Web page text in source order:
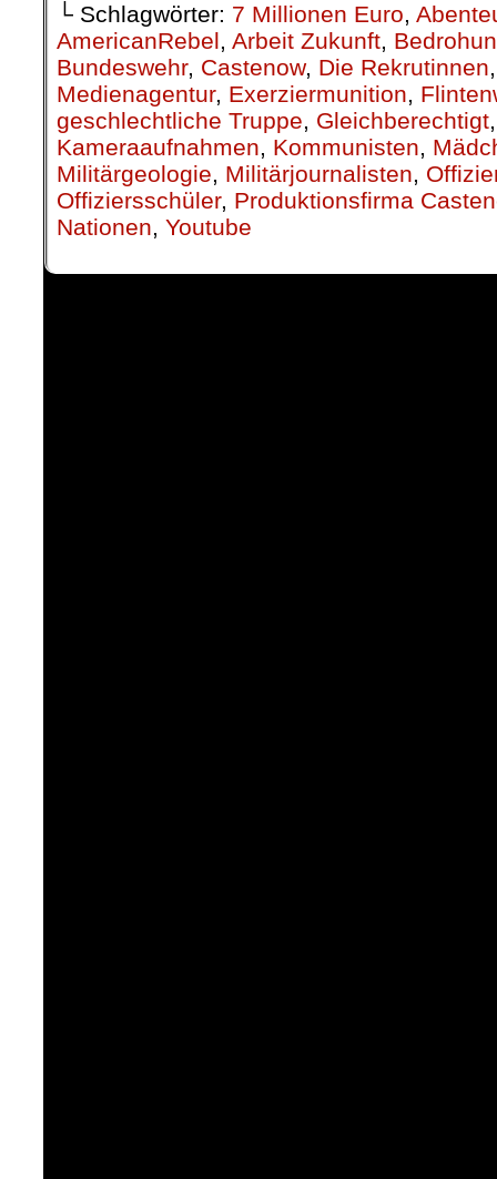
└ Schlagwörter: 7 Millionen Euro,
AmericanRebel, Arbeit Zukunft,
Bundeswehr, Castenow, Die Rekrutinnen
Medienagentur, Exerziermunition,
geschlechtliche Truppe, Gleichberechtigt
Kameraaufnahmen, Kommunisten,
Militärgeologie, Militärjournalisten,
Offiziersschüler, Produktionsfirma
Nationen, Youtube